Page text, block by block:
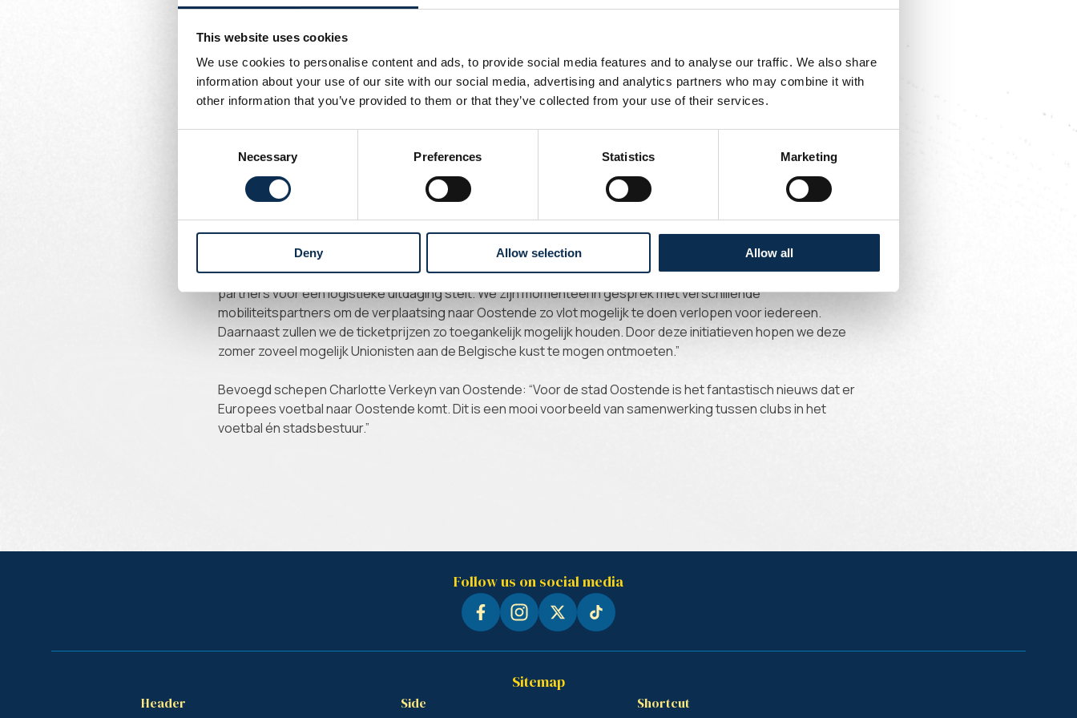
This website uses cookies
We use cookies to personalise content and ads, to provide social media features and to analyse our traffic. We also share
information about your use of our site with our social media, advertising and analytics partners who may combine it with
other information that you’ve provided to them or that they’ve collected from your use of their services.
Necessary Preferences Statistics Marketing
Deny Allow selection Allow all
daarom onze Europese voorrondes in Oostende aanvangen.
Geschreven door
Union Content Team
De vijfde Europese kwalificatie op rij benadrukt nogmaals de noodzaak voor een nieuw stadion voor Union. Na
een zorgvuldig onderzoek van alle verschillende opties, kwam het Batimont Solar Park in Oostende als beste
kandidaat naar boven om onze voorrondes van de Champions League in aan te vangen. We kunnen er onze
onze Europese campagne is nog geen beslissing genomen.
Union-CEO Philippe Bormans: “We zijn voetbalclub KV Diksmuide Oostende en de stad Oostende zeer
dankbaar voor de gastvrijheid. We kunnen onze Europese kwalificaties dankzij hen aanvangen in een stadion
waar we goede herinneringen aan bewaren, in een stad waar Brussel en de Brusselaars altijd een warme
band mee hebben onderhouden. Ondanks het feit dat het Batimont Solar Park goed bereikbaar is met het
openbaar vervoer vanuit Brussel, beseffen we dat een thuiswedstrijd in Oostende onze supporters en
partners voor een logistieke uitdaging stelt. We zijn momenteel in gesprek met verschillende
mobiliteitspartners om de verplaatsing naar Oostende zo vlot mogelijk te doen verlopen voor iedereen.
Daarnaast zullen we de ticketprijzen zo toegankelijk mogelijk houden. Door deze initiatieven hopen we deze
zomer zoveel mogelijk Unionisten aan de Belgische kust te mogen ontmoeten.”
Bevoegd schepen Charlotte Verkeyn van Oostende: “Voor de stad Oostende is het fantastisch nieuws dat er
Europees voetbal naar Oostende komt. Dit is een mooi voorbeeld van samenwerking tussen clubs in het
voetbal én stadsbestuur.”
Follow us on social media
Sitemap
Header Side Shortcut